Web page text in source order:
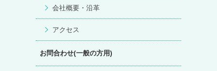
会社概要・沿革
アクセス
お問合わせ(一般の方用)